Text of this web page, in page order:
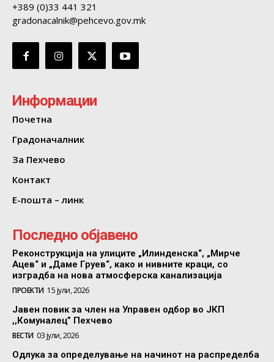
+389 (0)33 441 321
gradonacalnik@pehcevo.gov.mk
Информации
Почетна
Градоначалник
За Пехчево
Контакт
Е-пошта – линк
Последно објавено
Реконструкција на улиците „Илинденска“, „Мирче
Ацев“ и „Даме Груев“, како и нивните краци, со
изградба на нова атмосферска канализација
ПРОЕКТИ 15 јули, 2026
Јавен повик за член на Управен одбор во ЈКП
,,Комуналец” Пехчево
ВЕСТИ 03 јули, 2026
Одлука за определување на начинот на распределба